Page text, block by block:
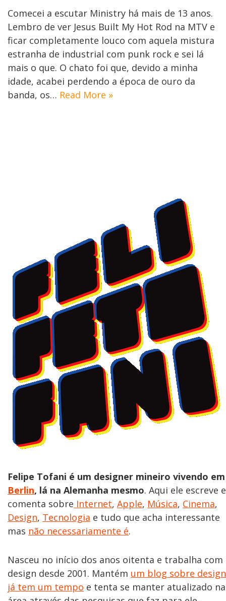
Comecei a escutar Ministry há mais de 13 anos.
Lembro de ver Jesus Built My Hot Rod na MTV e
ficar completamente louco com aquela mistura
estranha de industrial com punk rock e sei lá
mais o que. O chato foi que, devido a minha
idade, acabei perdendo a época de ouro da
banda, os… Read More »
Felipe Tofani é um designer mineiro vivendo em
Berlin, lá na Alemanha mesmo. Aqui ele escreve e
comenta sobre Internet, Apple, Música, Cinema,
Design, Tecnologia e tudo que acha interessante
mas não necessariamente é.
Nasceu no início dos anos oitenta e trabalha com
design desde 2001. Mantém um blog sobre design
já tem um tempo e tenta se manter atualizado na